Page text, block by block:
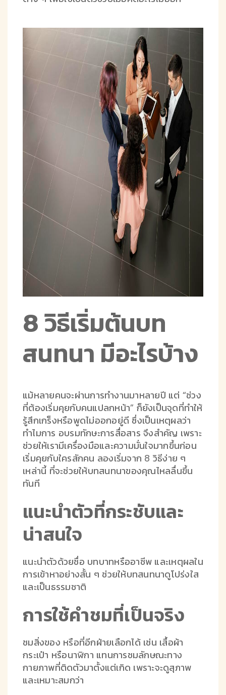
8 วิธีเริ่มต้นบท
สนทนา มีอะไรบ้าง
แม้หลายคนจะผ่านการทำงานมาหลายปี แต่ “ช่วง
ที่ต้องเริ่มคุยกับคนแปลกหน้า” ก็ยังเป็นจุดที่ทำให้
รู้สึกเกร็งหรือพูดไม่ออกอยู่ดี ซึ่งเป็นเหตุผลว่า
ทำไมการ อบรมทักษะการสื่อสาร จึงสำคัญ เพราะ
ช่วยให้เรามีเครื่องมือและความมั่นใจมากขึ้นก่อน
เริ่มคุยกับใครสักคน ลองเริ่มจาก 8 วิธีง่าย ๆ
เหล่านี้ ที่จะช่วยให้บทสนทนาของคุณไหลลื่นขึ้น
ทันที
แนะนำตัวที่กระชับและ
น่าสนใจ
แนะนำตัวด้วยชื่อ บทบาทหรืออาชีพ และเหตุผลใน
การเข้าหาอย่างสั้น ๆ ช่วยให้บทสนทนาดูโปร่งใส
และเป็นธรรมชาติ
การใช้คำชมที่เป็นจริง
ชมสิ่งของ หรือที่อีกฝ่ายเลือกได้ เช่น เสื้อผ้า
กระเป๋า หรือนาฬิกา แทนการชมลักษณะทาง
กายภาพที่ติดตัวมาตั้งแต่เกิด เพราะจะดูสุภาพ
และเหมาะสมกว่า